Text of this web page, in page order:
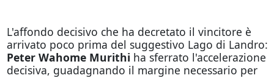
L'affondo decisivo che ha decretato il vincitore è
arrivato poco prima del suggestivo Lago di Landro:
Peter Wahome Murithi ha sferrato l'accelerazione
decisiva, guadagnando il margine necessario per